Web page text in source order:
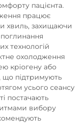
пацієнта.
працює
хвиль, захищаючи
технологій
охолодження
кріогену або
що підтримують
усього сеансу
постачають
вибору